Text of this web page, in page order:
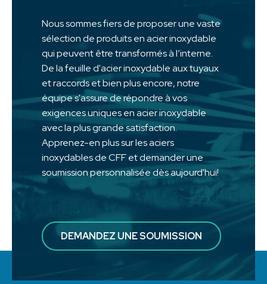
Nous sommes fiers de proposer une vaste
sélection de produits en acier inoxydable
qui peuvent être transformés à l’interne.
De la feuille d'acier inoxydable aux tuyaux
et raccords et bien plus encore, notre
équipe s'assure de répondre à vos
exigences uniques en acier inoxydable
avec la plus grande satisfaction.
Apprenez-en plus sur les aciers
inoxydables de CFF et demander une
soumission personnalisée dès aujourd'hui!
DEMANDEZ UNE SOUMISSION